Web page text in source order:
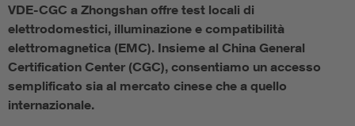
VDE-CGC a Zhongshan offre test locali di
elettrodomestici, illuminazione e compatibilità
elettromagnetica (EMC). Insieme al China General
Certification Center (CGC), consentiamo un accesso
semplificato sia al mercato cinese che a quello
internazionale.